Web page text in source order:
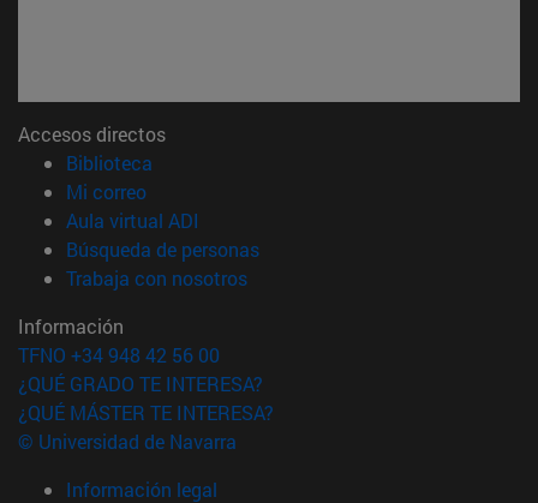
Accesos directos
Biblioteca
Mi correo(abre en nueva ventana)
Aula virtual ADI
Búsqueda de personas(abre en nueva ventana)
Trabaja con nosotros(abre en nueva ventana)
Información
TFNO +34 948 42 56 00
¿QUÉ GRADO TE INTERESA?
¿QUÉ MÁSTER TE INTERESA?
© Universidad de Navarra
Información legal